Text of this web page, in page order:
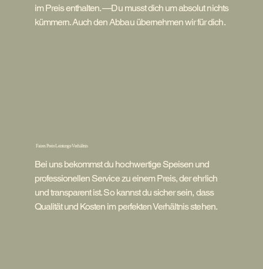
im Preis enthalten. —Du musst dich um absolut nichts
kümmern. Auch den Abbau übernehmen wir für dich.
Faires Preis-Leistungs-Verhältnis
Bei uns bekommst du hochwertige Speisen und
professionellen Service zu einem Preis, der ehrlich
und transparent ist. So kannst du sicher sein, dass
Qualität und Kosten im perfekten Verhältnis stehen.